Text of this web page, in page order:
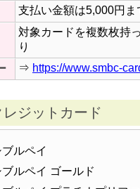
支払い金額は5,000円ま
対象カードを複数枚持
り
⇒ https://www.smbc-
ジットカード
ルペイ
ブルペイ ゴールド